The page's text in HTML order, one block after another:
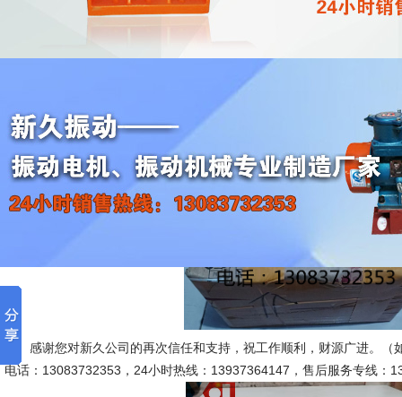
作者： 2026/4/30点击
仓壁振动器
控制箱XKZ-50G3，已通过韵
其它费用已付清。预计三日内到达，请注意查收。使用前请详细阅读电
感谢您对新久公司的再次信任和支持，祝工作顺利，财源广进。（
电话：13083732353，24小时热线：13937364147，售后服务专线：